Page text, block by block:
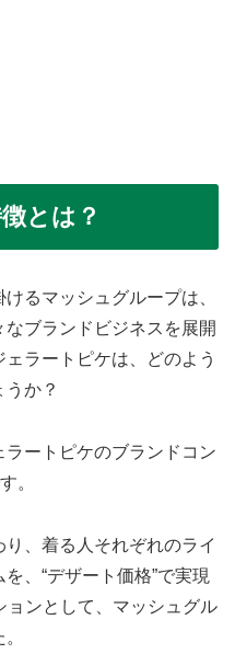
とは？
るマッシュグループは、
ブランドビジネスを展開
ラートピケは、どのよう
か？
ートピケのブランドコン
。
、着る人それぞれのライ
、“デザート価格”で実現
ョンとして、マッシュグル